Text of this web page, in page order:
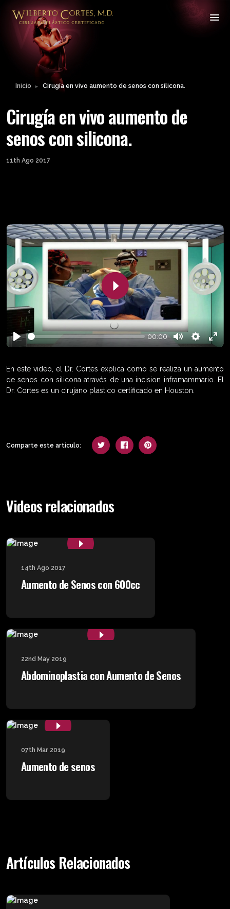
Inicio ► Cirugía en vivo aumento de senos con silicona.
Cirugía en vivo aumento de
senos con silicona.
11th Ago 2017
Play
00:00
MuteSettings
Enter
Play
En este video, el Dr. Cortes explica como se realiza un aumento
de senos con silicona através de una incision inframammario. El
Dr. Cortes es un cirujano plastico certificado en Houston.
Comparte este artículo:
Videos relacionados
14th Ago 2017
Aumento de Senos con 600cc
22nd May 2019
Abdominoplastia con Aumento de Senos
07th Mar 2019
Aumento de senos
Artículos Relacionados